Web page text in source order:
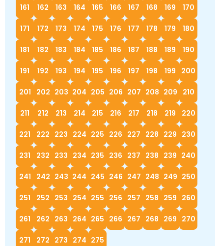
161 162 163 164 165 166 167 168 169 170
171 172 173 174 175 176 177 178 179 180
181 182 183 184 185 186 187 188 189 190
191 192 193 194 195 196 197 198 199 200
201 202 203 204 205 206 207 208 209 210
211 212 213 214 215 216 217 218 219 220
221 222 223 224 225 226 227 228 229 230
231 232 233 234 235 236 237 238 239 240
241 242 243 244 245 246 247 248 249 250
251 252 253 254 255 256 257 258 259 260
261 262 263 264 265 266 267 268 269 270
271 272 273 274 275